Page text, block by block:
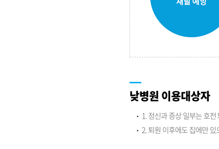
낮병원 이용대상자
1. 정신과 증상 일부는 호
2. 퇴원 이후에도 집에만